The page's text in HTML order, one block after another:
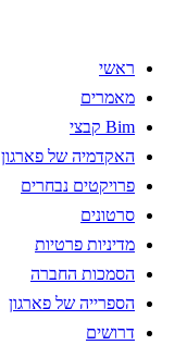
ראשי
מאמרים
Bim קבצי
האקדמיה של פארגון
פרויקטים נבחרים
סרטונים
מדיניות פרטיות
הסמכות החברה
הספרייה של פארגון
דרושים